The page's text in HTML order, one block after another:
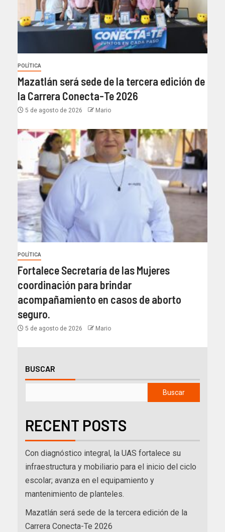
POLÍTICA
Mazatlán será sede de la tercera edición de
la Carrera Conecta-Te 2026
5 de agosto de 2026 Mario
POLÍTICA
Fortalece Secretaría de las Mujeres
coordinación para brindar
acompañamiento en casos de aborto
seguro.
5 de agosto de 2026 Mario
BUSCAR
Buscar
RECENT POSTS
Con diagnóstico integral, la UAS fortalece su
infraestructura y mobiliario para el inicio del ciclo
escolar; avanza en el equipamiento y
mantenimiento de planteles.
Mazatlán será sede de la tercera edición de la
Carrera Conecta-Te 2026